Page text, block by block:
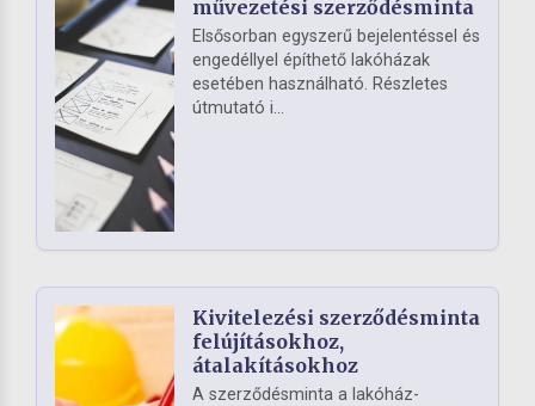
művezetési szerződésminta
Elsősorban egyszerű bejelentéssel és
engedéllyel építhető lakóházak
esetében használható. Részletes
útmutató i...
Kivitelezési szerződésminta
felújításokhoz,
átalakításokhoz
A szerződésminta a lakóház-